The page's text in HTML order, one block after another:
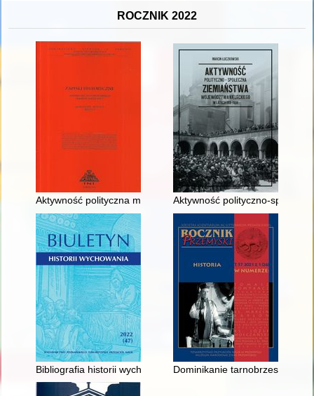
ROCZNIK 2022
Aktywność polityczna mieszczaństwa Wielkiego Księstwa
Aktywność polityczno-
Bibliografia historii wychowania, szkolnictwa i myśli
Dominikanie tarnobrzescy w